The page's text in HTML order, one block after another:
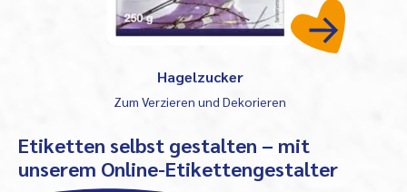
Hagelzucker
Zum Verzieren und Dekorieren
Etiketten selbst gestalten – mit
unserem Online-Etikettengestalter